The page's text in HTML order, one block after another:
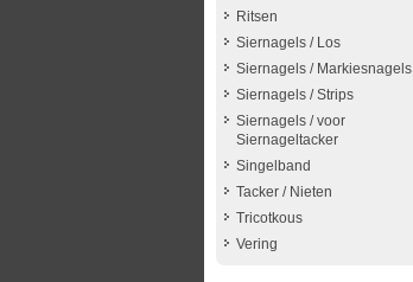
Ritsen
Siernagels / Los
Siernagels / Markiesnagels
Siernagels / Strips
Siernagels / voor
Siernageltacker
Singelband
Tacker / Nieten
Tricotkous
Vering